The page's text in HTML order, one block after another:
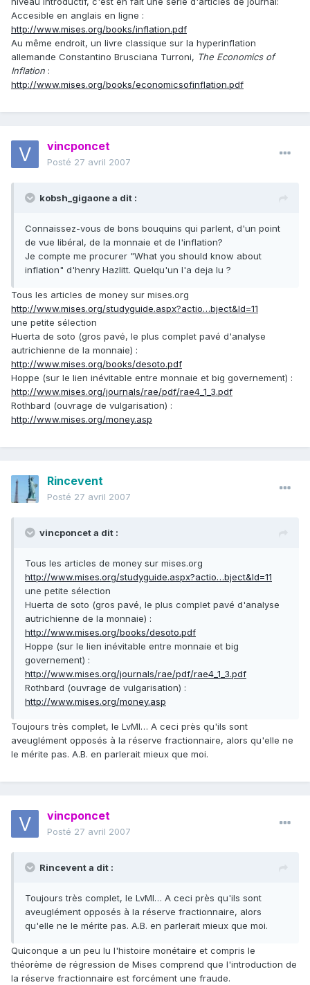
Accesible en anglais en ligne :
http://www.mises.org/books/inflation.pdf
Au même endroit, un livre classique sur la hyperinflation
allemande Constantino Brusciana Turroni, The Economics of
Inflation :
http://www.mises.org/books/economicsofinflation.pdf
vincponcet
Posté 27 avril 2007
kobsh_gigaone a dit :
Connaissez-vous de bons bouquins qui parlent, d'un point
de vue libéral, de la monnaie et de l'inflation?
Je compte me procurer "What you should know about
inflation" d'henry Hazlitt. Quelqu'un l'a deja lu ?
Tous les articles de money sur mises.org
http://www.mises.org/studyguide.aspx?actio…bject&Id=11
une petite sélection
Huerta de soto (gros pavé, le plus complet pavé d'analyse
autrichienne de la monnaie) :
http://www.mises.org/books/desoto.pdf
Hoppe (sur le lien inévitable entre monnaie et big governement) :
http://www.mises.org/journals/rae/pdf/rae4_1_3.pdf
Rothbard (ouvrage de vulgarisation) :
http://www.mises.org/money.asp
Rincevent
Posté 27 avril 2007
vincponcet a dit :
Tous les articles de money sur mises.org
http://www.mises.org/studyguide.aspx?actio…bject&Id=11
une petite sélection
Huerta de soto (gros pavé, le plus complet pavé d'analyse
autrichienne de la monnaie) :
http://www.mises.org/books/desoto.pdf
Hoppe (sur le lien inévitable entre monnaie et big
governement) :
http://www.mises.org/journals/rae/pdf/rae4_1_3.pdf
Rothbard (ouvrage de vulgarisation) :
http://www.mises.org/money.asp
Toujours très complet, le LvMI… A ceci près qu'ils sont
aveuglément opposés à la réserve fractionnaire, alors qu'elle ne
le mérite pas. A.B. en parlerait mieux que moi.
vincponcet
Posté 27 avril 2007
Rincevent a dit :
Toujours très complet, le LvMI… A ceci près qu'ils sont
aveuglément opposés à la réserve fractionnaire, alors
qu'elle ne le mérite pas. A.B. en parlerait mieux que moi.
Quiconque a un peu lu l'histoire monétaire et compris le
théorème de régression de Mises comprend que l'introduction de
la réserve fractionnaire est forcément une fraude.